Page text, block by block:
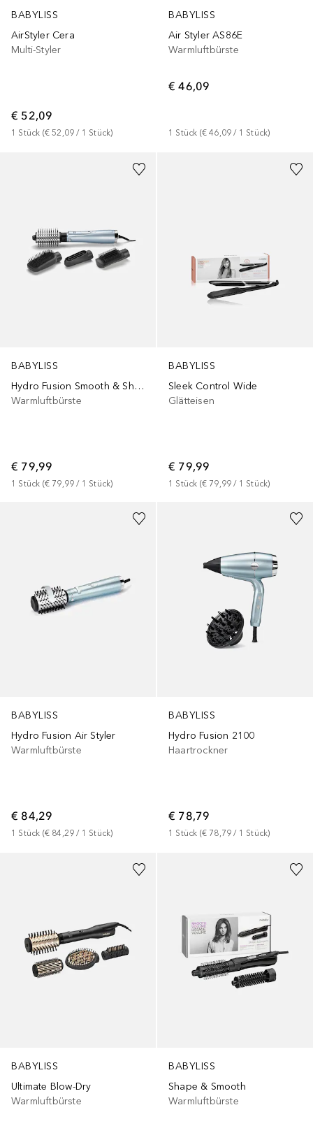
BABYLISS
AirStyler Cera
Multi-Styler
€ 52,09
1 Stück (€ 52,09 / 1 Stück)
BABYLISS
Air Styler AS86E
Warmluftbürste
€ 46,09
1 Stück (€ 46,09 / 1 Stück)
BABYLISS
Hydro Fusion Smooth & Shape
Warmluftbürste
€ 79,99
1 Stück (€ 79,99 / 1 Stück)
BABYLISS
Sleek Control Wide
Glätteisen
€ 79,99
1 Stück (€ 79,99 / 1 Stück)
BABYLISS
Hydro Fusion Air Styler
Warmluftbürste
€ 84,29
1 Stück (€ 84,29 / 1 Stück)
BABYLISS
Hydro Fusion 2100
Haartrockner
€ 78,79
1 Stück (€ 78,79 / 1 Stück)
BABYLISS
Ultimate Blow-Dry
Warmluftbürste
BABYLISS
Shape & Smooth
Warmluftbürste